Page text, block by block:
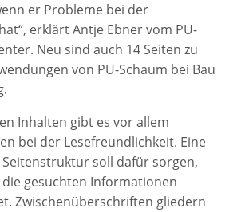
er Probleme bei der
erklärt Antje Ebner vom PU-
Neu sind auch 14 Seiten zu
von PU-Schaum bei Bau
Inhalten gibt es vor allem
bei der Lesefreundlichkeit. Eine
soll dafür sorgen,
gesuchten Informationen
Zwischenüberschriften gliedern